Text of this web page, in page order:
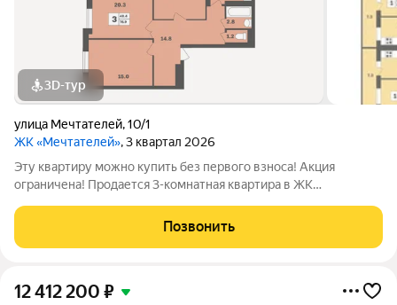
3D-тур
улица Мечтателей,10/1
ЖК «Мечтателей», 3 квартал 2026
Эту квартиру можно купить без первого взноса! Акция
ограничена! Продается 3-комнатная квартира в ЖК
76.9 кв.м.Дом из красного кирпича+монолит. Действуют все
ипотечные программы с господдержкой.
Позвонить
12 412 200 ₽